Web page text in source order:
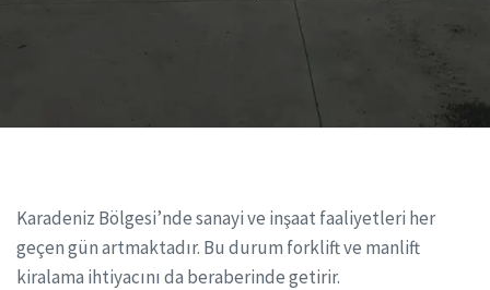
Karadeniz Bölgesi’nde sanayi ve inşaat faaliyetleri her
geçen gün artmaktadır. Bu durum forklift ve manlift
kiralama ihtiyacını da beraberinde getirir.